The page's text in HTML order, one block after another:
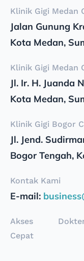
Klinik Gigi Medan
Jalan Gunung
Kota Medan,
Klinik Gigi Medan
Jl. Ir. H. Juanda
Kota Medan,
Klinik Gigi Bogor
Jl. Jend.
Bogor Tengah,
Kontak Kami
E-mail:
Akses
Cepat